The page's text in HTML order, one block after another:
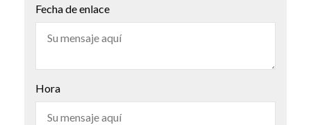
Fecha de enlace
Hora